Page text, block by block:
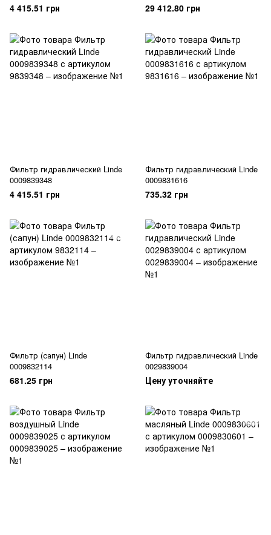
4 415.51 грн 29 412.80 грн
Фильтр гидравлический Linde
0009839348
4 415.51 грн
Фильтр гидравлический Linde
0009831616
735.32 грн
Фильтр (сапун) Linde
0009832114
681.25 грн
Фильтр гидравлический Linde
0029839004
Цену уточняйте